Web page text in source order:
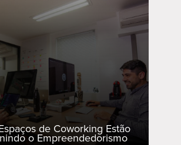
de Coworking Estão
o Empreendedorismo